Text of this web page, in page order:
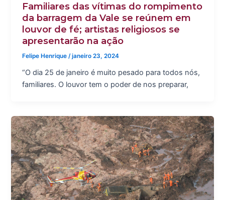
Familiares das vítimas do rompimento
da barragem da Vale se reúnem em
louvor de fé; artistas religiosos se
apresentarão na ação
Felipe Henrique/janeiro 23, 2024
“O dia 25 de janeiro é muito pesado para todos nós,
familiares. O louvor tem o poder de nos preparar,